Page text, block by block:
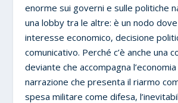
enorme sui governi e sulle politiche
una lobby tra le altre: è un nodo
interesse economico, decisione
comunicativo. Perché c’è anche una
deviante che accompagna
narrazione che presenta il riarmo
spesa militare come difesa,